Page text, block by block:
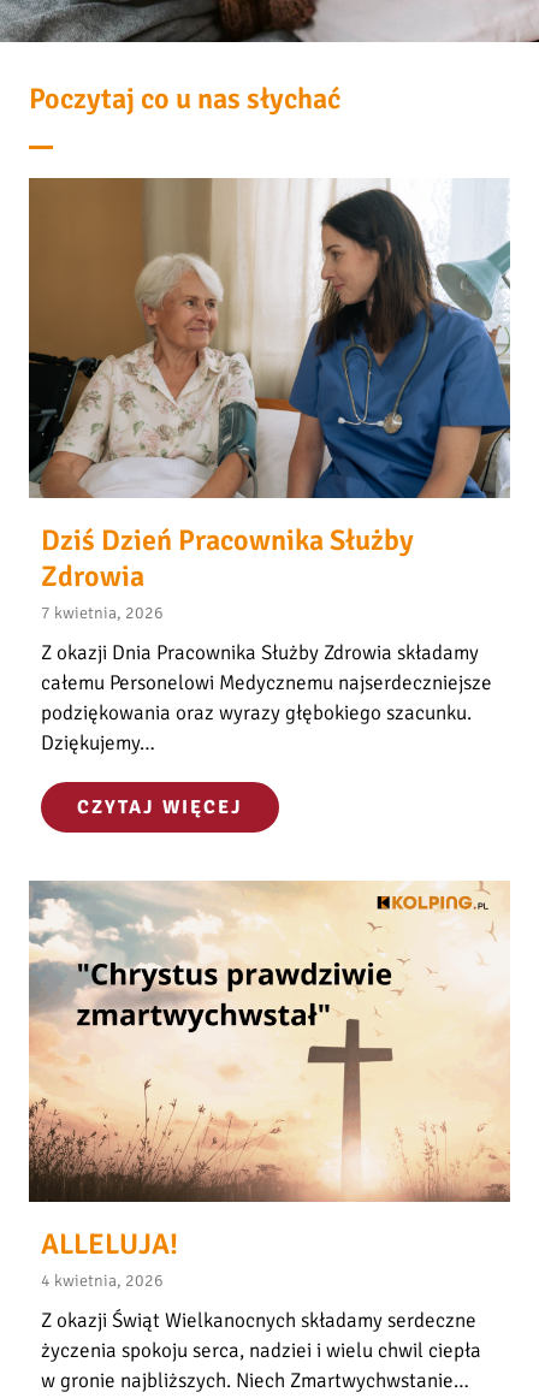
Poczytaj co u nas słychać
Dziś Dzień Pracownika Służby
Zdrowia
7 kwietnia, 2026
Z okazji Dnia Pracownika Służby Zdrowia składamy
całemu Personelowi Medycznemu najserdeczniejsze
podziękowania oraz wyrazy głębokiego szacunku.
Dziękujemy…
CZYTAJ WIĘCEJ
z
D
z
i
e
P
a
c
o
a
S
ł
ALLELUJA!
4 kwietnia, 2026
Z okazji Świąt Wielkanocnych składamy serdeczne
życzenia spokoju serca, nadziei i wielu chwil ciepła
w gronie najbliższych. Niech Zmartwychwstanie…